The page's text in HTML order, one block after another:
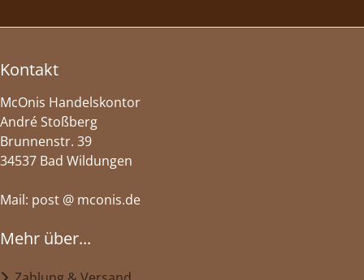
Kontakt
McOnis Handelskontor
André Stoßberg
Brunnenstr. 39
34537 Bad Wildungen
Mail: post @ mconis.de
Mehr über...